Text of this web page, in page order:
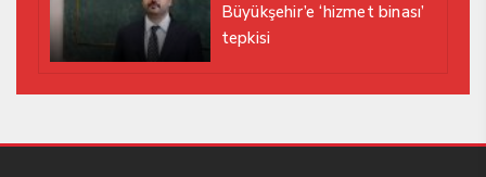
Büyükşehir’e ‘hizmet binası’
tepkisi